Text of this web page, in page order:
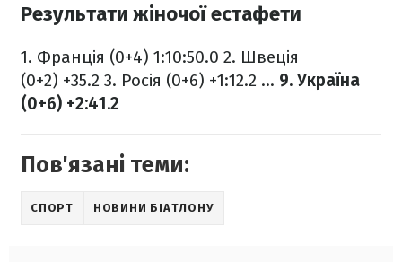
Результати жіночої естафети
1. Франція (0+4) 1:10:50.0 2. Швеція
(0+2) +35.2 3. Росія (0+6) +1:12.2 ... 9. Україна
(0+6) +2:41.2
Пов'язані теми:
СПОРТ НОВИНИ БІАТЛОНУ